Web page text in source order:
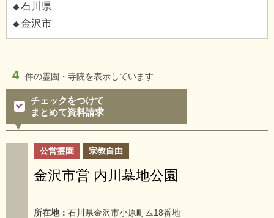
石川県
金沢市
4 件の霊園・寺院を表示しています
チェックをつけて
まとめて資料請求
公営霊園 宗教自由
金沢市営 内川墓地公園
所在地： 石川県金沢市小原町ム18番地